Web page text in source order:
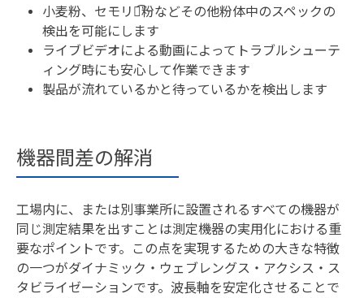
小麦粉、セモリナ͡粉などその他粉体中のスペックの
検出を可能にします
ライブビデオによる動画によってトラブルシューテ
ィング時にも安心して作業できます
製品が流れているかと待っているかを検出します
機器間差の解消
工場内に、または別事業所に設置されるすべての機器が
同じ測定結果を出すことは測定機器の実用化における重
要なポイントです。この点を実現するための大きな特徴
の一つがダイナミック・ウェブレングス・アクシス・ス
タビライゼーションです。波長軸を安定化させることで